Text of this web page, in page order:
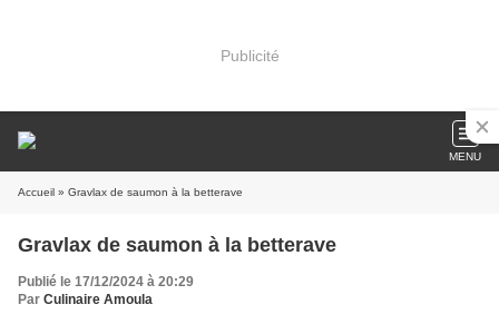
Publicité
MENU
Accueil » Gravlax de saumon à la betterave
Gravlax de saumon à la betterave
Publié le 17/12/2024 à 20:29
Par Culinaire Amoula